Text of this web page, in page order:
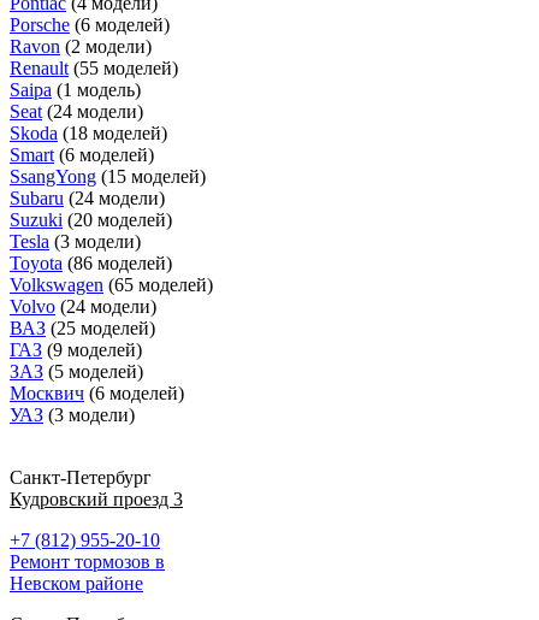
Porsche (6 моделей)
Ravon (2 модели)
Renault (55 моделей)
Saipa (1 модель)
Seat (24 модели)
Skoda (18 моделей)
Smart (6 моделей)
SsangYong (15 моделей)
Subaru (24 модели)
Suzuki (20 моделей)
Tesla (3 модели)
Toyota (86 моделей)
Volkswagen (65 моделей)
Volvo (24 модели)
ВАЗ (25 моделей)
ГАЗ (9 моделей)
ЗАЗ (5 моделей)
Москвич (6 моделей)
УАЗ (3 модели)
Санкт-Петербург
Кудровский проезд 3
+7 (812) 955-20-10
Ремонт тормозов в
Невском районе